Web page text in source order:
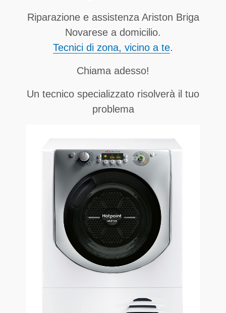
Riparazione e assistenza Ariston Briga
Novarese a domicilio.
Tecnici di zona, vicino a te.
Chiama adesso!
Un tecnico specializzato risolverà il tuo
problema